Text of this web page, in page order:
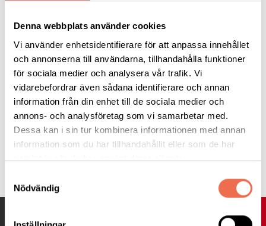
Denna webbplats använder cookies
Vi använder enhetsidentifierare för att anpassa innehållet
och annonserna till användarna, tillhandahålla funktioner
för sociala medier och analysera vår trafik. Vi
vidarebefordrar även sådana identifierare och annan
information från din enhet till de sociala medier och
annons- och analysföretag som vi samarbetar med.
Dessa kan i sin tur kombinera informationen med annan
information som du har tillhandahållit eller som de har
samlat in när du har använt deras tjänster.
Nödvändig
Läs hela artikeln på Dagens Industri